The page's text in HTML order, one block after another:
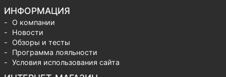
ИНФОРМАЦИЯ
О компании
Новости
Обзоры и тесты
Программа лояльности
Условия использования сайта